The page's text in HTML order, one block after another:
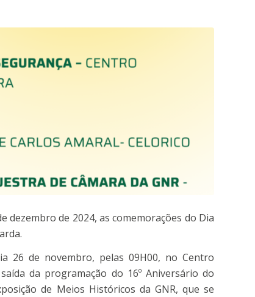
dezembro de 2024, as comemorações do Dia
26 de novembro, pelas 09H00, no Centro
da programação do 16º Aniversário do
de Meios Históricos da GNR, que se